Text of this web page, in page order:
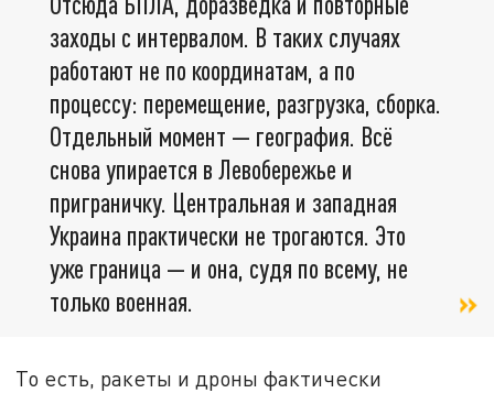
заходы с интервалом. В таких случаях
работают не по координатам, а по
процессу: перемещение, разгрузка, сборка.
Отдельный момент — география. Всё
снова упирается в Левобережье и
приграничку. Центральная и западная
Украина практически не трогаются. Это
уже граница — и она, судя по всему, не
только военная.
То есть, ракеты и дроны фактически